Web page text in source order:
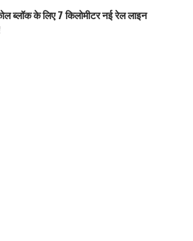
ब्लॉक के लिए 7 किलोमीटर नई रेल लाइन